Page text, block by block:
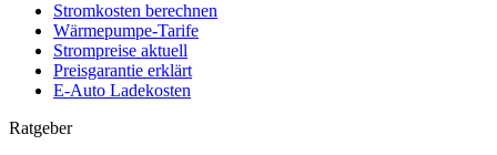
Stromkosten berechnen
Wärmepumpe-Tarife
Strompreise aktuell
Preisgarantie erklärt
E-Auto Ladekosten
Ratgeber